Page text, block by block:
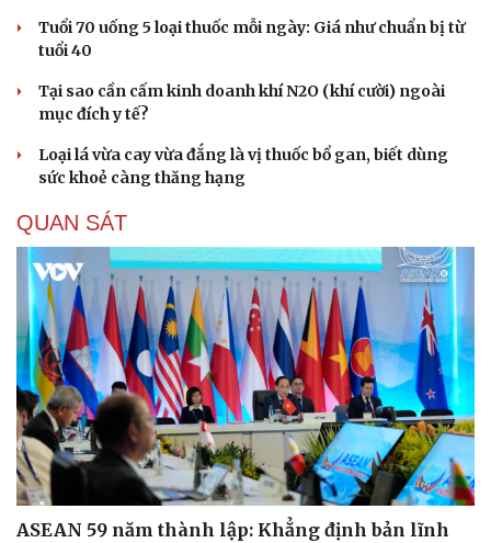
Tuổi 70 uống 5 loại thuốc mỗi ngày: Giá như chuẩn bị từ
tuổi 40
Tại sao cần cấm kinh doanh khí N2O (khí cười) ngoài
mục đích y tế?
Loại lá vừa cay vừa đắng là vị thuốc bổ gan, biết dùng
sức khoẻ càng thăng hạng
QUAN SÁT
ASEAN 59 năm thành lập: Khẳng định bản lĩnh